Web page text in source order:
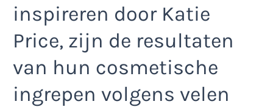
inspireren door Katie
Price, zijn de resultaten
van hun cosmetische
ingrepen volgens velen